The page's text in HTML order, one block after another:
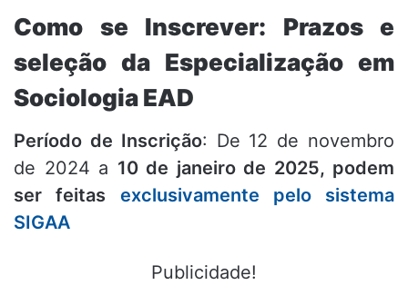
Como se Inscrever: Prazos e
seleção da Especialização em
Sociologia EAD
Período de Inscrição: De 12 de novembro
de 2024 a 10 de janeiro de 2025, podem
ser feitas exclusivamente pelo sistema
SIGAA
Publicidade!